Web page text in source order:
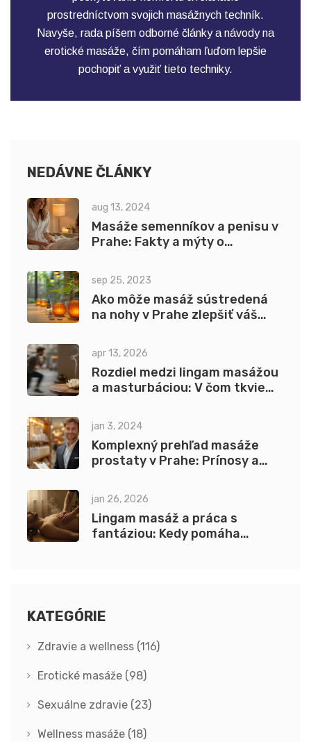
prostredníctvom svojich masážnych techník.
Navyše, rada píšem odborné články a návody na
erotické masáže, čím pomáham ľuďom lepšie
pochopiť a využiť tieto techniky.
NEDÁVNE ČLÁNKY
aug 13, 2024
Masáže semenníkov a penisu v
Prahe: Fakty a mýty o
sep 25, 2023
Ako môže masáž sústredená
na nohy v Prahe zlepšiť váš
apr 13, 2026
Rozdiel medzi lingam masážou
a masturbáciou: V čom tkvie
jan 3, 2024
Komplexný prehľad masáže
prostaty v Prahe: Prínosy a
jan 26, 2026
Lingam masáž a práca s
fantáziou: Kedy pomáha
KATEGÓRIE
Zdravie a wellness (116)
Erotické masáže (98)
Sexuálne zdravie (23)
Wellness masáže (18)